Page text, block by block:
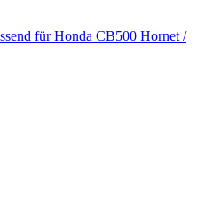
für Honda CB500 Hornet /